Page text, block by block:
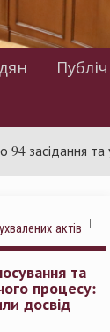
та
актів
та
процесу:
досвід